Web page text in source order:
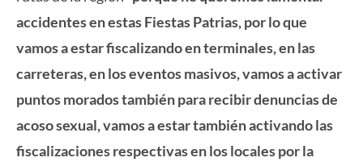
accidentes en estas Fiestas Patrias, por lo que
vamos a estar fiscalizando en terminales, en las
carreteras, en los eventos masivos, vamos a activar
puntos morados también para recibir denuncias de
acoso sexual, vamos a estar también activando las
fiscalizaciones respectivas en los locales por la